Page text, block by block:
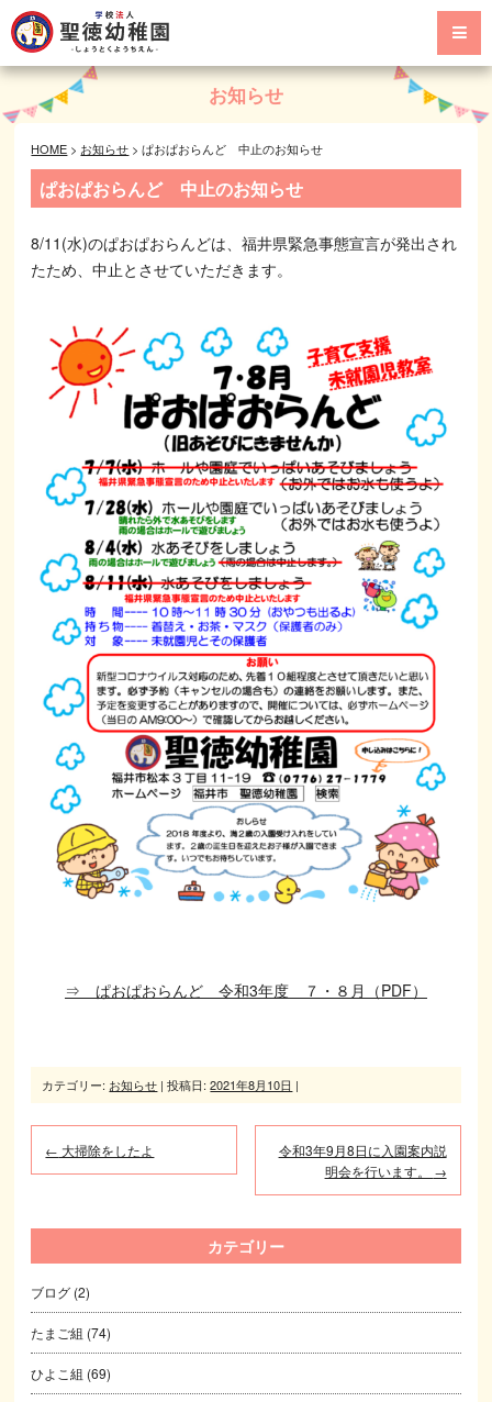
お知らせ
HOME > お知らせ >ぱおぱおらんど 中止のお知らせ
ぱおぱおらんど 中止のお知らせ
8/11(水)のぱおぱおらんどは、福井県緊急事態宣言が発出され
たため、中止とさせていただきます。
⇒ ぱおぱおらんど 令和3年度 ７・８月（PDF）
カテゴリー: お知らせ | 投稿日:2021年8月10日 |
← 大掃除をしたよ
令和3年9月8日に入園案内説
明会を行います。 →
カテゴリー
ブログ (2)
たまご組 (74)
ひよこ組 (69)